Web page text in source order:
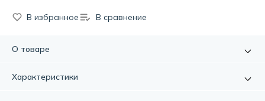
В избранное В сравнение
О товаре
используется для измерений линейных размеров и глубин.
Характеристики